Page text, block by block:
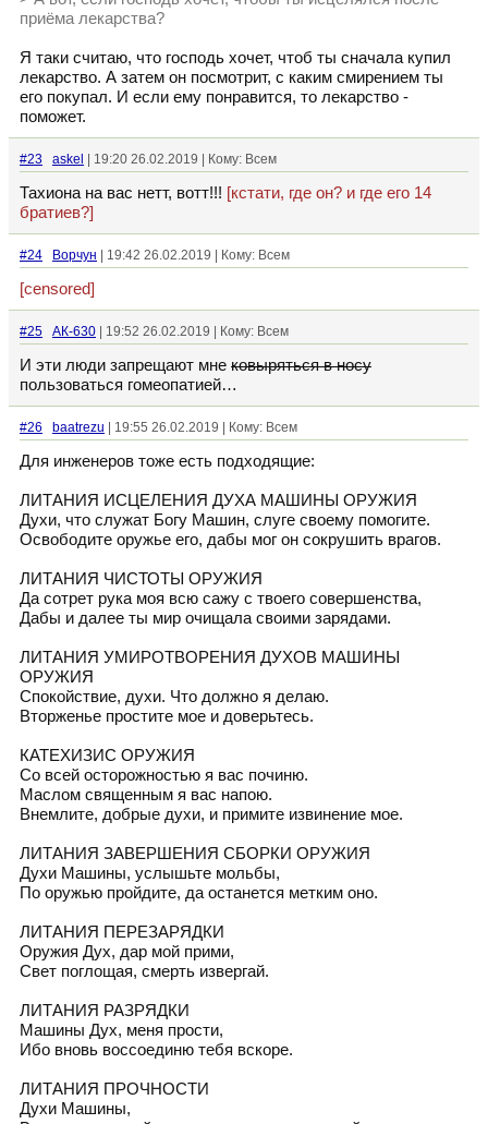
приёма лекарства?
Я таки считаю, что господь хочет, чтоб ты сначала купил
лекарство. А затем он посмотрит, с каким смирением ты
его покупал. И если ему понравится, то лекарство -
поможет.
#23 askel | 19:20 26.02.2019 | Кому: Всем
Тахиона на вас нетт, вотт!!! [кстати, где он? и где его 14
братиев?]
#24 Ворчун | 19:42 26.02.2019 | Кому: Всем
[censored]
#25 АК-630 | 19:52 26.02.2019 | Кому: Всем
И эти люди запрещают мне ковыряться в носу
пользоваться гомеопатией…
#26 baatrezu | 19:55 26.02.2019 | Кому: Всем
Для инженеров тоже есть подходящие:
ЛИТАНИЯ ИСЦЕЛЕНИЯ ДУХА МАШИНЫ ОРУЖИЯ
Духи, что служат Богу Машин, слуге своему помогите.
Освободите оружье его, дабы мог он сокрушить врагов.
ЛИТАНИЯ ЧИСТОТЫ ОРУЖИЯ
Да сотрет рука моя всю сажу с твоего совершенства,
Дабы и далее ты мир очищала своими зарядами.
ЛИТАНИЯ УМИРОТВОРЕНИЯ ДУХОВ МАШИНЫ
ОРУЖИЯ
Спокойствие, духи. Что должно я делаю.
Вторженье простите мое и доверьтесь.
КАТЕХИЗИС ОРУЖИЯ
Со всей осторожностью я вас починю.
Маслом священным я вас напою.
Внемлите, добрые духи, и примите извинение мое.
ЛИТАНИЯ ЗАВЕРШЕНИЯ СБОРКИ ОРУЖИЯ
Духи Машины, услышьте мольбы,
По оружью пройдите, да останется метким оно.
ЛИТАНИЯ ПЕРЕЗАРЯДКИ
Оружия Дух, дар мой прими,
Свет поглощая, смерть извергай.
ЛИТАНИЯ РАЗРЯДКИ
Машины Дух, меня прости,
Ибо вновь воссоединю тебя вскоре.
ЛИТАНИЯ ПРОЧНОСТИ
Духи Машины,